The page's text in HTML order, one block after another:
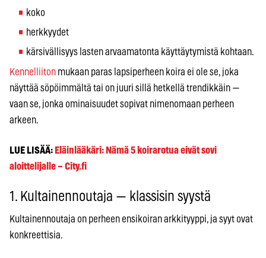
koko
herkkyydet
kärsivällisyys lasten arvaamatonta käyttäytymistä kohtaan.
Kennelliiton mukaan paras lapsiperheen koira ei ole se, joka
näyttää söpöimmältä tai on juuri sillä hetkellä trendikkäin —
vaan se, jonka ominaisuudet sopivat nimenomaan perheen
arkeen.
LUE LISÄÄ: Eläinlääkäri: Nämä 5 koirarotua eivät sovi
aloittelijalle – City.fi
1. Kultainennoutaja — klassisin syystä
Kultainennoutaja on perheen ensikoiran arkkityyppi, ja syyt ovat
konkreettisia.